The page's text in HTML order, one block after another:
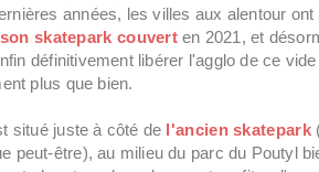
années, les villes aux alentour
skatepark couvert en 2021, et
définitivement libérer l'agglo de ce
plus que bien.
situé juste à côté de l'ancien skatepark
peut-être), au milieu du parc du Poutyl